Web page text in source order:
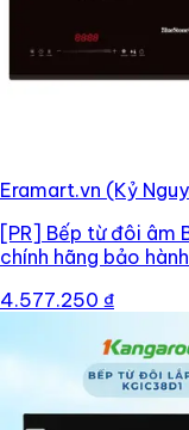
Eramart.vn (Kỷ
[PR] Bếp từ đôi âm
chính hãng bảo
4.577.250 ₫